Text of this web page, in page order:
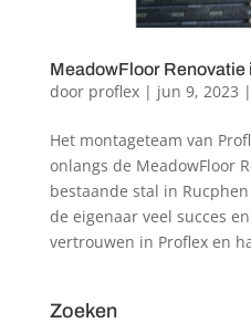
MeadowFloor Renovatie
door proflex| jun 9, 2023 |
Het montageteam van
onlangs de MeadowFloor
bestaande stal in
de eigenaar veel succes
vertrouwen in Proflex en
Zoeken